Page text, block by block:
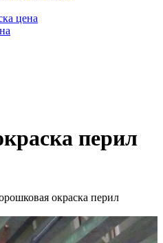
цена
перил
окраска перил